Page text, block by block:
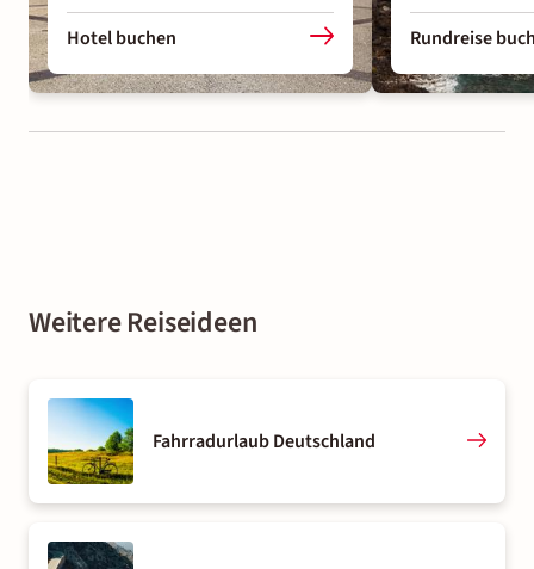
Hotel buchen Rundreise
Weitere Reiseideen
Fahrradurlaub Deutschland